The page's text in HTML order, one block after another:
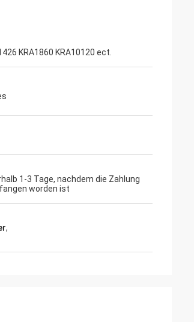
KRA1860 KRA10120 ect.
1-3 Tage, nachdem die Zahlung
worden ist
,